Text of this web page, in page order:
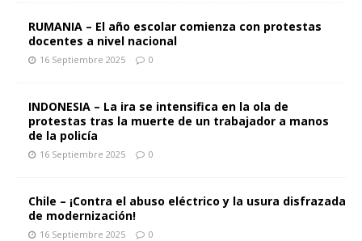
RUMANIA – El año escolar comienza con protestas
docentes a nivel nacional
16 Septiembre 2025 0
INDONESIA – La ira se intensifica en la ola de
protestas tras la muerte de un trabajador a manos
de la policía
16 Septiembre 2025 0
Chile – ¡Contra el abuso eléctrico y la usura disfrazada
de modernización!
16 Septiembre 2025 0